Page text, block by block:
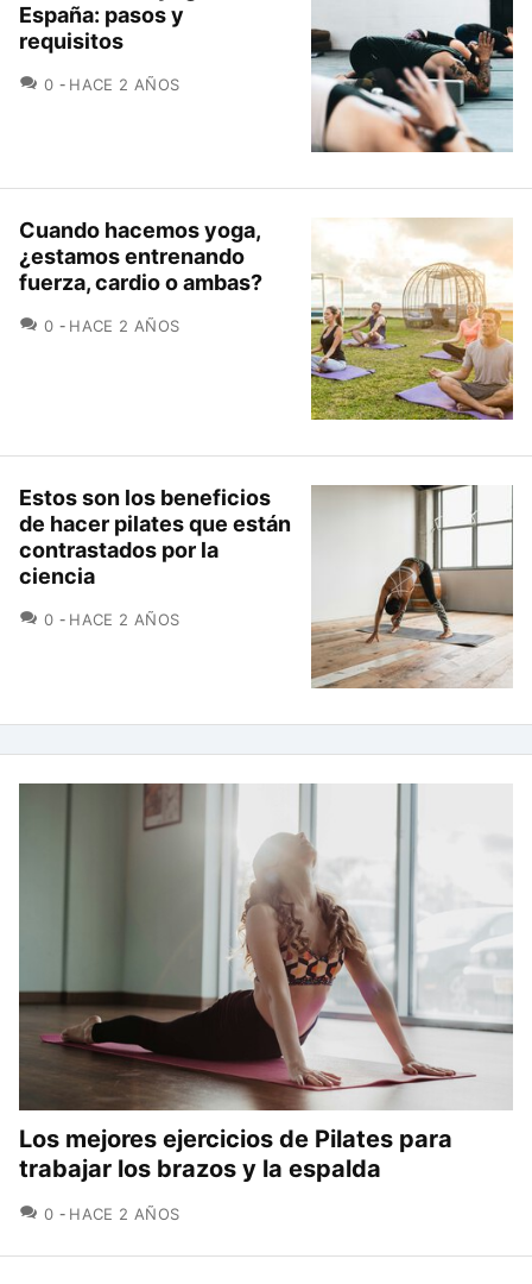
España: pasos y
requisitos
0 COMENTARIOS
HACE 2 AÑOS
Cuando hacemos yoga,
¿estamos entrenando
fuerza, cardio o ambas?
0 COMENTARIOS
HACE 2 AÑOS
Estos son los beneficios
de hacer pilates que están
contrastados por la
ciencia
0 COMENTARIOS
HACE 2 AÑOS
Los mejores ejercicios de Pilates para
trabajar los brazos y la espalda
0 COMENTARIOS
HACE 2 AÑOS